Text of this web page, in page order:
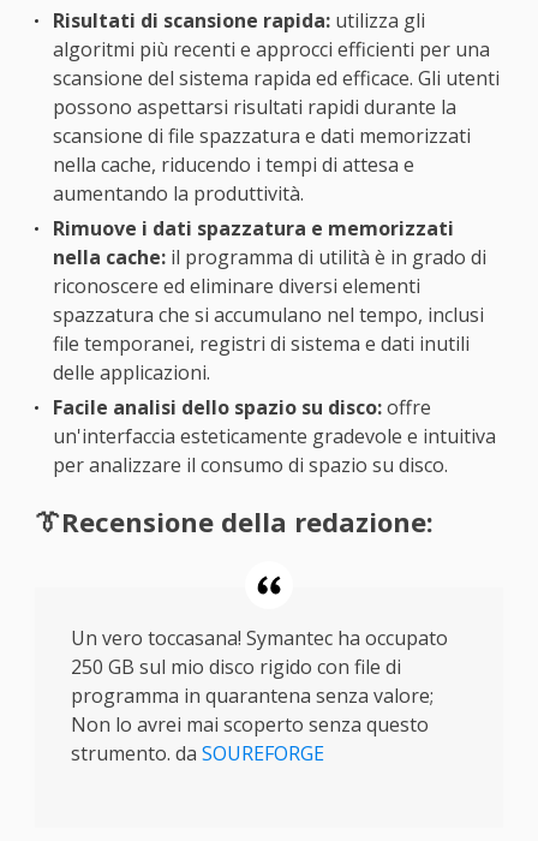
Risultati di scansione rapida:utilizza gli
algoritmi più recenti e approcci efficienti per una
scansione del sistema rapida ed efficace. Gli utenti
possono aspettarsi risultati rapidi durante la
scansione di file spazzatura e dati memorizzati
nella cache, riducendo i tempi di attesa e
aumentando la produttività.
Rimuove i dati spazzatura e memorizzati
nella cache:il programma di utilità è in grado di
riconoscere ed eliminare diversi elementi
spazzatura che si accumulano nel tempo, inclusi
file temporanei, registri di sistema e dati inutili
delle applicazioni.
Facile analisi dello spazio su disco:offre
un'interfaccia esteticamente gradevole e intuitiva
per analizzare il consumo di spazio su disco.
👔Recensione della redazione:
Un vero toccasana! Symantec ha occupato
250 GB sul mio disco rigido con file di
programma in quarantena senza valore;
Non lo avrei mai scoperto senza questo
strumento. da SOUREFORGE